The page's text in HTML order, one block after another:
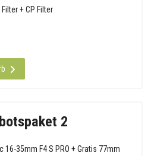
+ CP Filter
2
16-35mm F4 S PRO + Gratis 77mm